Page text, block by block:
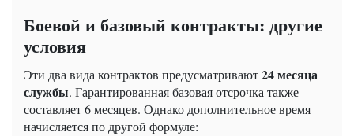
Боевой и базовый контракты: другие
условия
Эти два вида контрактов предусматривают24 месяца
службы. Гарантированная базовая отсрочка также
составляет 6 месяцев. Однако дополнительное время
начисляется по другой формуле: